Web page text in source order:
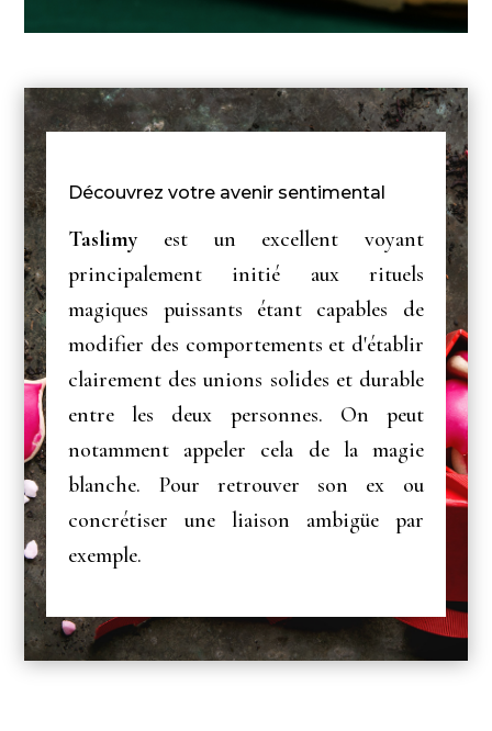
Découvrez votre avenir sentimental
Taslimyest un excellent voyant
principalement initié aux rituels
magiques puissants étant capables de
modifier des comportements et d'établir
clairement des unions solides et durable
entre les deux personnes. On peut
notamment appeler cela de la magie
blanche. Pour retrouver son ex ou
concrétiser une liaison ambigüe par
exemple.